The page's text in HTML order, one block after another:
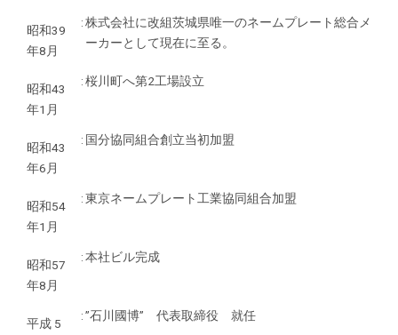
昭和39
年8月
:株式会社に改組茨城県唯一のネームプレート総合メ
ーカーとして現在に至る。
昭和43
年1月
:桜川町へ第2工場設立
昭和43
年6月
: 国分協同組合創立当初加盟
昭和54
年1月
:東京ネームプレート工業協同組合加盟
昭和57
年8月
:本社ビル完成
平成 5
:”石川國博” 代表取締役 就任